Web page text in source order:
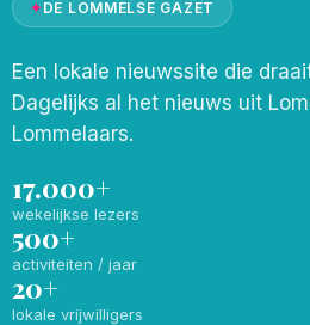
✦DE LOMMELSE GAZET
Een lokale nieuwssite die
Dagelijks al het nieuws uit
Lommelaars.
17.000+
wekelijkse lezers
500+
activiteiten / jaar
20+
lokale vrijwilligers